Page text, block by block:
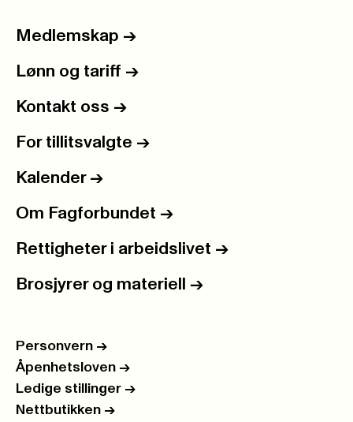
Medlemskap ->
Lønn og tariff ->
Kontakt oss ->
For tillitsvalgte ->
Kalender ->
Om Fagforbundet ->
Rettigheter i arbeidslivet ->
Brosjyrer og materiell ->
Personvern ->
Åpenhetsloven ->
Ledige stillinger ->
Nettbutikken ->